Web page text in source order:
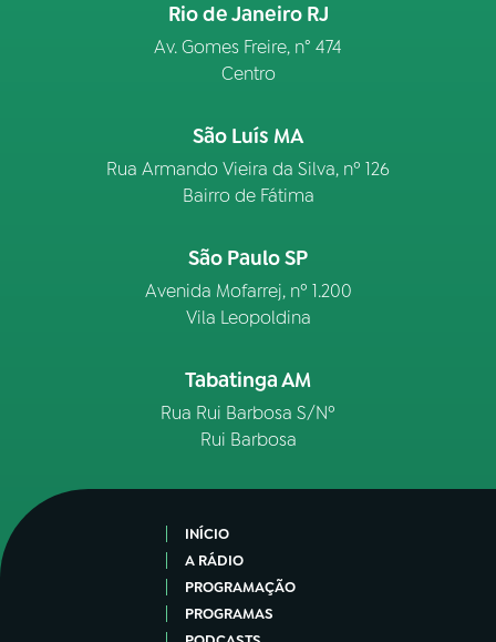
Rio de Janeiro RJ
Av. Gomes Freire, n° 474
Centro
São Luís MA
Rua Armando Vieira da Silva, nº 126
Bairro de Fátima
São Paulo SP
Avenida Mofarrej, nº 1.200
Vila Leopoldina
Tabatinga AM
Rua Rui Barbosa S/Nº
Rui Barbosa
INÍCIO
A RÁDIO
PROGRAMAÇÃO
PROGRAMAS